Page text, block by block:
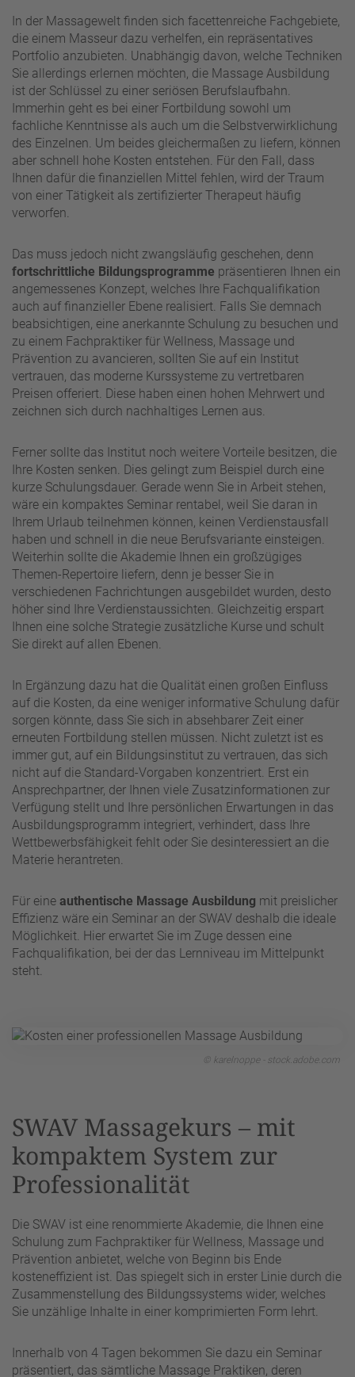
In der Massagewelt finden sich facettenreiche Fachgebiete,
die einem Masseur dazu verhelfen, ein repräsentatives
Portfolio anzubieten. Unabhängig davon, welche Techniken
Sie allerdings erlernen möchten, die Massage Ausbildung
ist der Schlüssel zu einer seriösen Berufslaufbahn.
Immerhin geht es bei einer Fortbildung sowohl um
fachliche Kenntnisse als auch um die Selbstverwirklichung
des Einzelnen. Um beides gleichermaßen zu liefern, können
aber schnell hohe Kosten entstehen. Für den Fall, dass
Ihnen dafür die finanziellen Mittel fehlen, wird der Traum
von einer Tätigkeit als zertifizierter Therapeut häufig
verworfen.
Das muss jedoch nicht zwangsläufig geschehen, denn
fortschrittliche Bildungsprogramme präsentieren Ihnen ein
angemessenes Konzept, welches Ihre Fachqualifikation
auch auf finanzieller Ebene realisiert. Falls Sie demnach
beabsichtigen, eine anerkannte Schulung zu besuchen und
zu einem Fachpraktiker für Wellness, Massage und
Prävention zu avancieren, sollten Sie auf ein Institut
vertrauen, das moderne Kurssysteme zu vertretbaren
Preisen offeriert. Diese haben einen hohen Mehrwert und
zeichnen sich durch nachhaltiges Lernen aus.
Ferner sollte das Institut noch weitere Vorteile besitzen, die
Ihre Kosten senken. Dies gelingt zum Beispiel durch eine
kurze Schulungsdauer. Gerade wenn Sie in Arbeit stehen,
wäre ein kompaktes Seminar rentabel, weil Sie daran in
Ihrem Urlaub teilnehmen können, keinen Verdienstausfall
haben und schnell in die neue Berufsvariante einsteigen.
Weiterhin sollte die Akademie Ihnen ein großzügiges
Themen-Repertoire liefern, denn je besser Sie in
verschiedenen Fachrichtungen ausgebildet wurden, desto
höher sind Ihre Verdienstaussichten. Gleichzeitig erspart
Ihnen eine solche Strategie zusätzliche Kurse und schult
Sie direkt auf allen Ebenen.
In Ergänzung dazu hat die Qualität einen großen Einfluss
auf die Kosten, da eine weniger informative Schulung dafür
sorgen könnte, dass Sie sich in absehbarer Zeit einer
erneuten Fortbildung stellen müssen. Nicht zuletzt ist es
immer gut, auf ein Bildungsinstitut zu vertrauen, das sich
nicht auf die Standard-Vorgaben konzentriert. Erst ein
Ansprechpartner, der Ihnen viele Zusatzinformationen zur
Verfügung stellt und Ihre persönlichen Erwartungen in das
Ausbildungsprogramm integriert, verhindert, dass Ihre
Wettbewerbsfähigkeit fehlt oder Sie desinteressiert an die
Materie herantreten.
Für eine authentische Massage Ausbildung mit preislicher
Effizienz wäre ein Seminar an der SWAV deshalb die ideale
Möglichkeit. Hier erwartet Sie im Zuge dessen eine
Fachqualifikation, bei der das Lernniveau im Mittelpunkt
steht.
© karelnoppe - stock.adobe.com
SWAV Massagekurs – mit
kompaktem System zur
Professionalität
Die SWAV ist eine renommierte Akademie, die Ihnen eine
Schulung zum Fachpraktiker für Wellness, Massage und
Prävention anbietet, welche von Beginn bis Ende
kosteneffizient ist. Das spiegelt sich in erster Linie durch die
Zusammenstellung des Bildungssystems wider, welches
Sie unzählige Inhalte in einer komprimierten Form lehrt.
Innerhalb von 4 Tagen bekommen Sie dazu ein Seminar
präsentiert, das sämtliche Massage Praktiken, deren